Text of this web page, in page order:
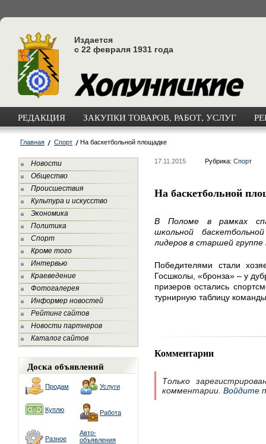
Издается
с 22 февраля 1931 года
РЕДАКЦИЯ ЗАКУПКИ ТОВАРОВ, РАБОТ, УСЛУГ
Главная Спорт На баскетбольной площадке
Новости
Общество
Происшествия
Культура и искусство
Экономика
Политика
Спорт
Кроме того
Интервью
Краеведение
Фотогалерея
Информер новостей
Рейтинг сайтов
Новости партнеров
Каталог сайтов
Доска объявлений
Продам Услуги
Куплю Работа
Разное
Авто-
объявления
17.11.2015 Рубрика: Спорт
На баскетбольной
В Поломе в рамках
школьной
лидеров в старшей
Победителями стали
Госшколы, «бронза» – у
призеров остались
турнирную таблицу
Комментарии
Только
комментарии. Войдите